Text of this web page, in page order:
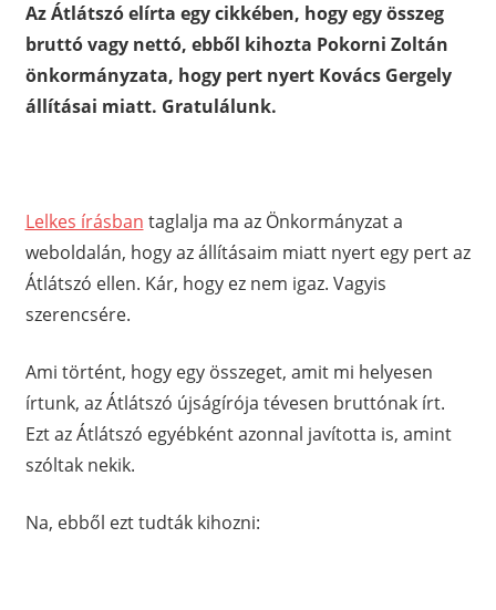
Az Átlátszó elírta egy cikkében, hogy egy összeg
bruttó vagy nettó, ebből kihozta Pokorni Zoltán
önkormányzata, hogy pert nyert Kovács Gergely
állításai miatt. Gratulálunk.
Lelkes írásban taglalja ma az Önkormányzat a
weboldalán, hogy az állításaim miatt nyert egy pert az
Átlátszó ellen. Kár, hogy ez nem igaz. Vagyis
szerencsére.
Ami történt, hogy egy összeget, amit mi helyesen
írtunk, az Átlátszó újságírója tévesen bruttónak írt.
Ezt az Átlátszó egyébként azonnal javította is, amint
szóltak nekik.
Na, ebből ezt tudták kihozni: